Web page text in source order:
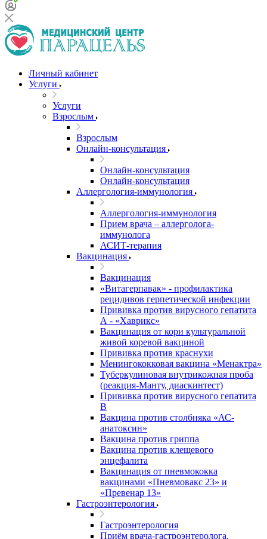
Личный кабинет
Услуги
Услуги
Взрослым
Взрослым
Онлайн-консультация
Онлайн-консультация
Онлайн-консультация
Аллергология-иммунология
Аллергология-иммунология
Прием врача – аллерголога-
иммунолога
АСИТ-терапия
Вакцинация
Вакцинация
«Витагерпавак» - профилактика
рецидивов герпетической инфекции
Прививка против вирусного гепатита
А - «Хаврикс»
Вакцинация от кори культуральной
живой коревой вакциной
Прививка против краснухи
Менингококковая вакцина «Менактра»
Туберкулиновая внутрикожная проба
(реакция-Манту, диаскинтест)
Прививка против вирусного гепатита
В
Вакцина против столбняка «АС-
анатоксин»
Вакцина против гриппа
Вакцина против клещевого
энцефалита
Вакцинация от пневмококка
вакцинами «Пневмовакс 23» и
«Превенар 13»
Гастроэнтерология
Гастроэнтерология
Приём врача-гастроэнтеролога,